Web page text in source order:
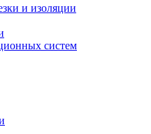
и изоляции
систем